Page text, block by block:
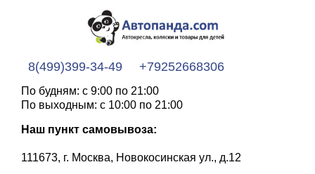
8(499)399-34-49 +79252668306
По будням: с 9:00 по 21:00
По выходным: с 10:00 по 21:00
Наш пункт самовывоза:
111673, г. Москва, Новокосинская ул., д.12